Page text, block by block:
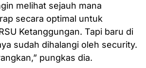
melihat sejauh mana
secara optimal untuk
Ketanggungan. Tapi baru di
sudah dihalangi oleh security.
pungkas dia.